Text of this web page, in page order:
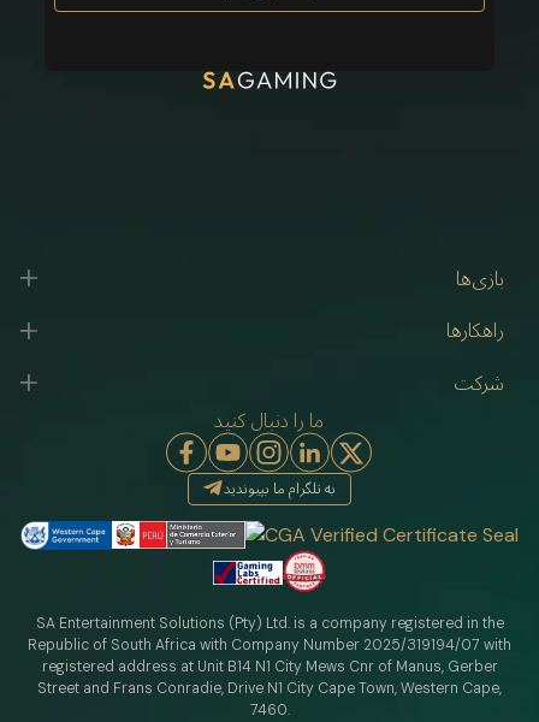
بازی‌ها
راهکارها
شرکت
ما را دنبال کنید
به تلگرام ما بپیوندید
SA Entertainment Solutions (Pty) Ltd. is a company registered in the
Republic of South Africa with Company Number 2025/319194/07 with
registered address at Unit B14 N1 City Mews Cnr of Manus, Gerber
Street and Frans Conradie, Drive N1 City Cape Town, Western Cape,
7460.